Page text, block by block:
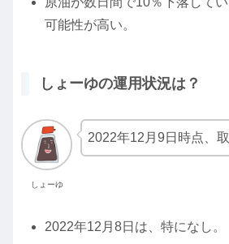
可能性が高い。
しょーゆの運用状況は？
しょーゆ
2022年12月9日時点、
2022年12月8日は、特になし。